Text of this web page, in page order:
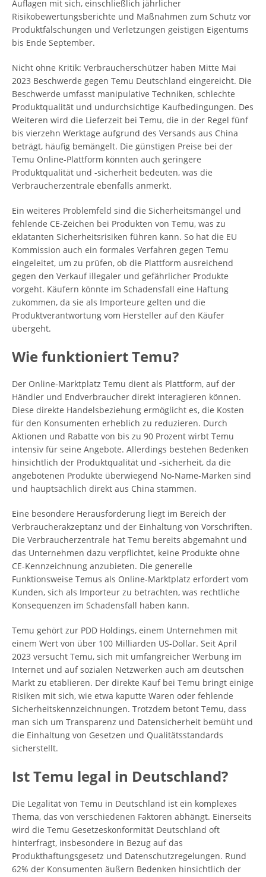
Auflagen mit sich, einschließlich jährlicher
Risikobewertungsberichte und Maßnahmen zum Schutz vor
Produktfälschungen und Verletzungen geistigen Eigentums
bis Ende September.
Nicht ohne Kritik: Verbraucherschützer haben Mitte Mai
2023 Beschwerde gegen Temu Deutschland eingereicht. Die
Beschwerde umfasst manipulative Techniken, schlechte
Produktqualität und undurchsichtige Kaufbedingungen. Des
Weiteren wird die Lieferzeit bei Temu, die in der Regel fünf
bis vierzehn Werktage aufgrund des Versands aus China
beträgt, häufig bemängelt. Die günstigen Preise bei der
Temu Online-Plattform könnten auch geringere
Produktqualität und -sicherheit bedeuten, was die
Verbraucherzentrale ebenfalls anmerkt.
Ein weiteres Problemfeld sind die Sicherheitsmängel und
fehlende CE-Zeichen bei Produkten von Temu, was zu
eklatanten Sicherheitsrisiken führen kann. So hat die EU
Kommission auch ein formales Verfahren gegen Temu
eingeleitet, um zu prüfen, ob die Plattform ausreichend
gegen den Verkauf illegaler und gefährlicher Produkte
vorgeht. Käufern könnte im Schadensfall eine Haftung
zukommen, da sie als Importeure gelten und die
Produktverantwortung vom Hersteller auf den Käufer
übergeht.
Wie funktioniert Temu?
Der Online-Marktplatz Temu dient als Plattform, auf der
Händler und Endverbraucher direkt interagieren können.
Diese direkte Handelsbeziehung ermöglicht es, die Kosten
für den Konsumenten erheblich zu reduzieren. Durch
Aktionen und Rabatte von bis zu 90 Prozent wirbt Temu
intensiv für seine Angebote. Allerdings bestehen Bedenken
hinsichtlich der Produktqualität und -sicherheit, da die
angebotenen Produkte überwiegend No-Name-Marken sind
und hauptsächlich direkt aus China stammen.
Eine besondere Herausforderung liegt im Bereich der
Verbraucherakzeptanz und der Einhaltung von Vorschriften.
Die Verbraucherzentrale hat Temu bereits abgemahnt und
das Unternehmen dazu verpflichtet, keine Produkte ohne
CE-Kennzeichnung anzubieten. Die generelle
Funktionsweise Temus als Online-Marktplatz erfordert vom
Kunden, sich als Importeur zu betrachten, was rechtliche
Konsequenzen im Schadensfall haben kann.
Temu gehört zur PDD Holdings, einem Unternehmen mit
einem Wert von über 100 Milliarden US-Dollar. Seit April
2023 versucht Temu, sich mit umfangreicher Werbung im
Internet und auf sozialen Netzwerken auch am deutschen
Markt zu etablieren. Der direkte Kauf bei Temu bringt einige
Risiken mit sich, wie etwa kaputte Waren oder fehlende
Sicherheitskennzeichnungen. Trotzdem betont Temu, dass
man sich um Transparenz und Datensicherheit bemüht und
die Einhaltung von Gesetzen und Qualitätsstandards
sicherstellt.
Ist Temu legal in Deutschland?
Die Legalität von Temu in Deutschland ist ein komplexes
Thema, das von verschiedenen Faktoren abhängt. Einerseits
wird die Temu Gesetzeskonformität Deutschland oft
hinterfragt, insbesondere in Bezug auf das
Produkthaftungsgesetz und Datenschutzregelungen. Rund
62% der Konsumenten äußern Bedenken hinsichtlich der